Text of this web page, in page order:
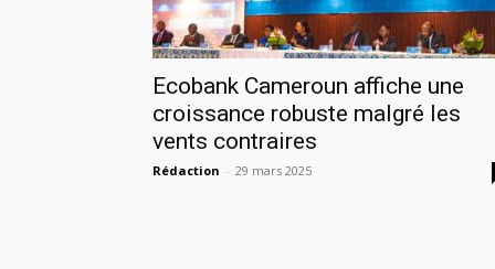
Ecobank Cameroun affiche une
croissance robuste malgré les
vents contraires
Rédaction - 29 mars 2025